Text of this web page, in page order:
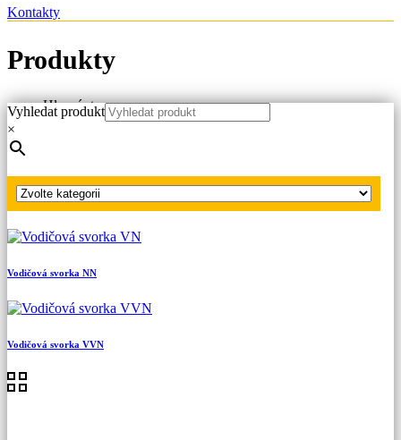
Kontakty
Produkty
Hlavní strana
Produkty
Vyhledat produkt
×
Vodičová svorka NN
Vodičová svorka VVN